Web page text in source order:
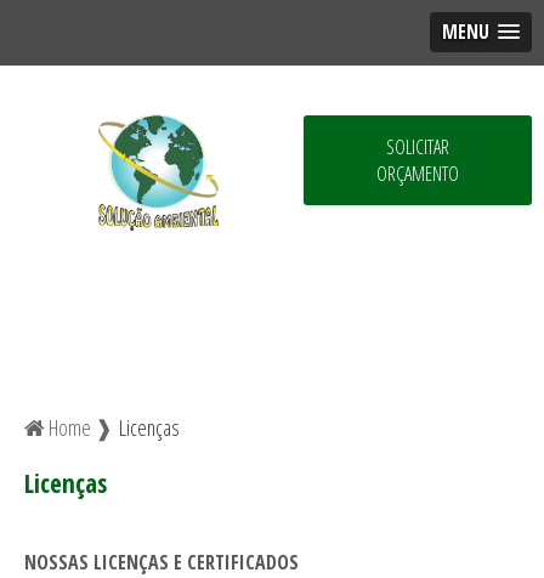
MENU
SOLICITAR
ORÇAMENTO
Home ❱ Licenças
Licenças
NOSSAS LICENÇAS E CERTIFICADOS